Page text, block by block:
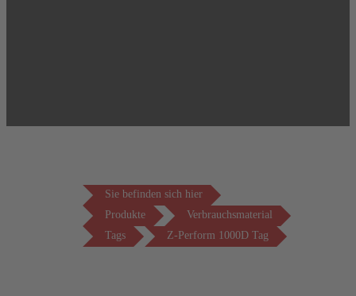
Sie befinden sich hier
Produkte
Verbrauchsmaterial
Tags
Z-Perform 1000D Tag